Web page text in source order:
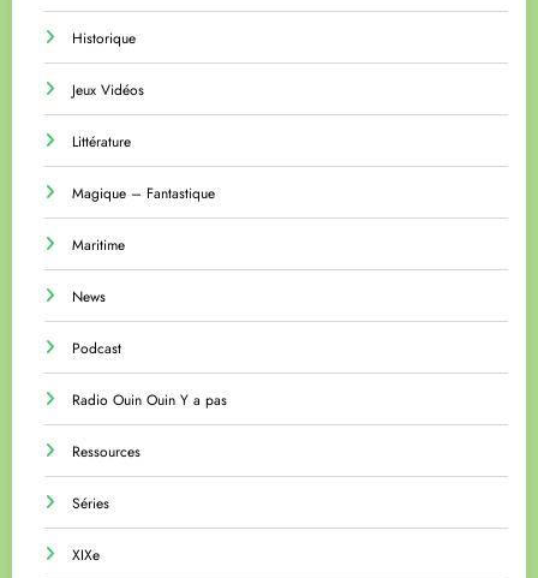
Historique
Jeux Vidéos
Littérature
Magique – Fantastique
Maritime
News
Podcast
Radio Ouin Ouin Y a pas
Ressources
Séries
XIXe